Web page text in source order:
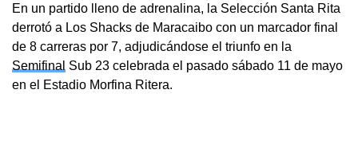
En un partido lleno de adrenalina, la Selección Santa Rita
derrotó a Los Shacks de Maracaibo con un marcador final
de 8 carreras por 7, adjudicándose el triunfo en la
Semifinal Sub 23 celebrada el pasado sábado 11 de mayo
en el Estadio Morfina Ritera.